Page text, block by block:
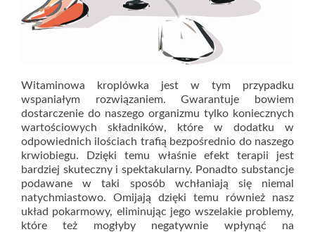
Witaminowa kroplówka jest w tym przypadku
wspaniałym rozwiązaniem. Gwarantuje bowiem
dostarczenie do naszego organizmu tylko koniecznych
wartościowych składników, które w dodatku w
odpowiednich ilościach trafią bezpośrednio do naszego
krwiobiegu. Dzięki temu właśnie efekt terapii jest
bardziej skuteczny i spektakularny. Ponadto substancje
podawane w taki sposób wchłaniają się niemal
natychmiastowo. Omijają dzięki temu również nasz
układ pokarmowy, eliminując jego wszelakie problemy,
które też mogłyby negatywnie wpłynąć na